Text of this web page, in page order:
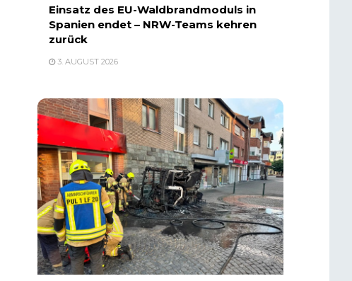
Einsatz des EU-Waldbrandmoduls in
Spanien endet – NRW-Teams kehren
zurück
3. AUGUST 2026